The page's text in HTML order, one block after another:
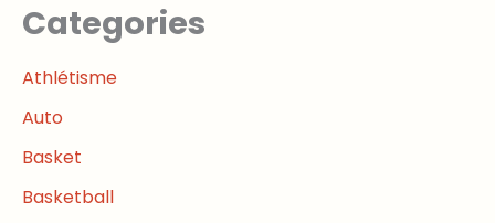
Categories
Athlétisme
Auto
Basket
Basketball